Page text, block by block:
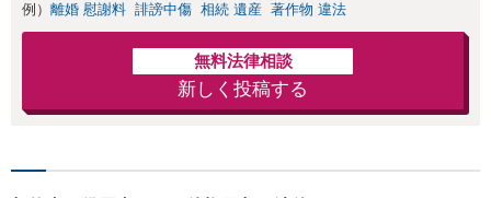
例） 離婚 慰謝料 誹謗中傷 相続 遺産 著作物 違法
無料法律相談
新しく投稿する